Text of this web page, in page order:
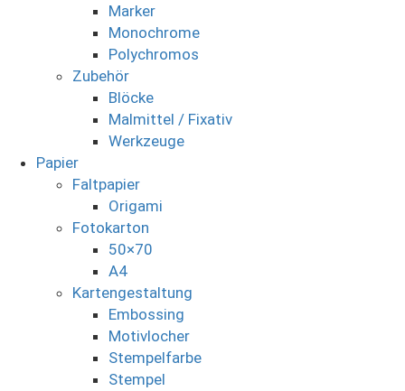
Marker
Monochrome
Polychromos
Zubehör
Blöcke
Malmittel / Fixativ
Werkzeuge
Papier
Faltpapier
Origami
Fotokarton
50×70
A4
Kartengestaltung
Embossing
Motivlocher
Stempelfarbe
Stempel